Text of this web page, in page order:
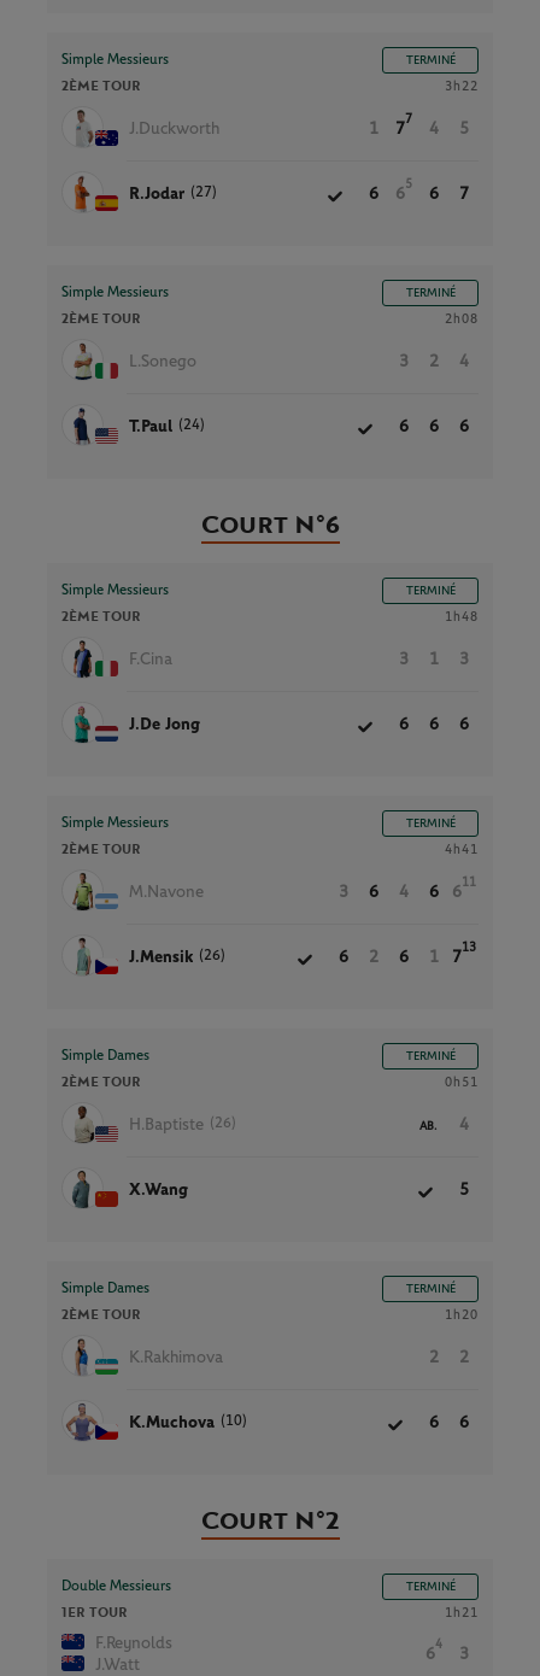
Simple Messieurs TERMINÉ
2ÈME TOUR 3h22
J.Duckworth 1 7
7
4 5
R.Jodar (27) 6 6
5
6 7
Simple Messieurs TERMINÉ
2ÈME TOUR 2h08
L.Sonego 3 2 4
T.Paul (24) 6 6 6
Court N°6
Simple Messieurs TERMINÉ
2ÈME TOUR 1h48
F.Cina 3 1 3
J.De Jong 6 6 6
Simple Messieurs TERMINÉ
2ÈME TOUR 4h41
M.Navone 3 6 4 6 6
11
J.Mensik (26) 6 2 6 1 7
13
Simple Dames TERMINÉ
2ÈME TOUR 0h51
H.Baptiste (26) AB. 4
X.Wang 5
Simple Dames TERMINÉ
2ÈME TOUR 1h20
K.Rakhimova 2 2
K.Muchova (10) 6 6
Court N°2
Double Messieurs TERMINÉ
1ER TOUR 1h21
F.Reynolds
J.Watt
6
4
3